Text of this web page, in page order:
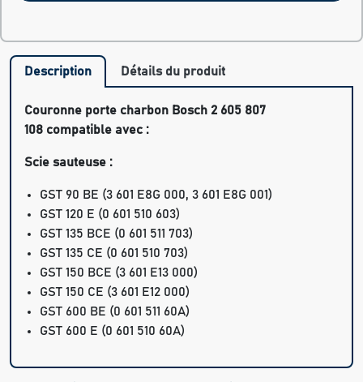
Description Détails du produit
Couronne porte charbon Bosch 2 605 807
108 compatible avec :
Scie sauteuse :
GST 90 BE (3 601 E8G 000, 3 601 E8G 001)
GST 120 E (0 601 510 603)
GST 135 BCE (0 601 511 703)
GST 135 CE (0 601 510 703)
GST 150 BCE (3 601 E13 000)
GST 150 CE (3 601 E12 000)
GST 600 BE (0 601 511 60A)
GST 600 E (0 601 510 60A)